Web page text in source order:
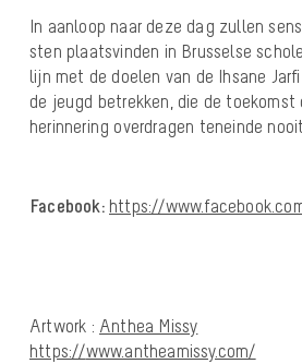
In aanloop naar deze dag zullen
sten plaatsvinden in Brusselse
lijn met de doelen van de Ihsane
de jeugd betrekken, die de toekomst
herinnering overdragen teneinde
Facebook: https://
Artwork : Anthea Missy
https://www.antheamissy.com/